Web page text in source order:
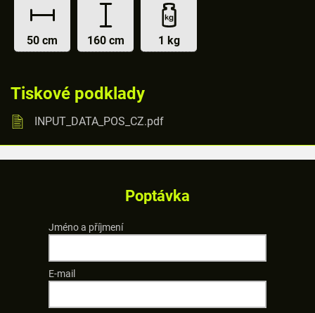
50 cm 160 cm 1 kg
Tiskové podklady
INPUT_DATA_POS_CZ.pdf
Poptávka
Jméno a příjmení
E-mail